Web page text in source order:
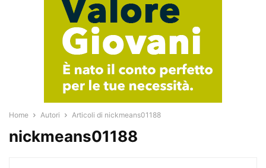
Home Autori Articoli di nickmeans01188
nickmeans01188